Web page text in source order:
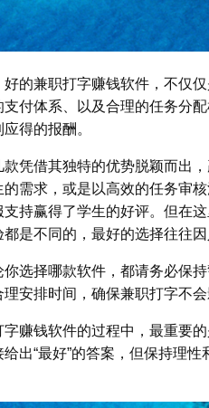
的兼职打字赚钱软件，不仅
付体系、以及合理的任务分
得的报酬。
凭借其独特的优势脱颖而出
需求，或是以高效的任务审
持赢得了学生的好评。但在
是不同的，最好的选择往往
选择哪款软件，都请务必保
安排时间，确保兼职打字不
赚钱软件的过程中，最重要
出“最好”的答案，但保持理